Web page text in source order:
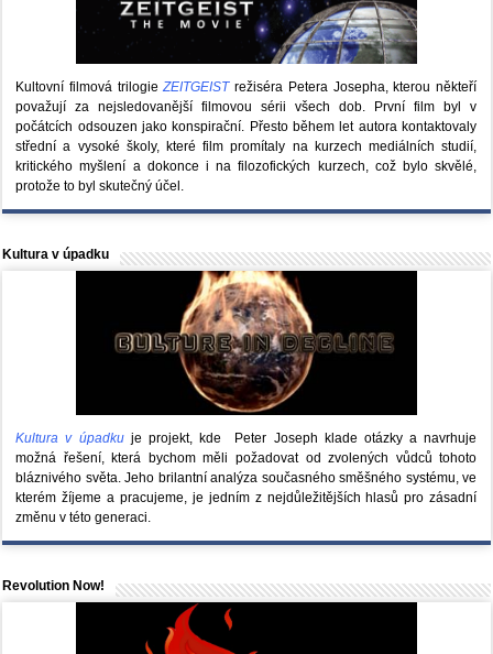
Kultovní filmová trilogieZEITGEISTrežiséra Petera Josepha, kterou někteří
považují za nejsledovanější filmovou sérii všech dob. První film byl v
počátcích odsouzen jako konspirační. Přesto během let autora kontaktovaly
střední a vysoké školy, které film promítaly na kurzech mediálních studií,
kritického myšlení a dokonce i na filozofických kurzech, což bylo skvělé,
protože to byl skutečný účel.
Kultura v úpadku
Kultura v úpadkuje projekt, kde Peter Joseph klade otázky a navrhuje
možná řešení, která bychom měli požadovat od zvolených vůdců tohoto
bláznivého světa. Jeho brilantní analýza současného směšného systému, ve
kterém žíjeme a pracujeme, je jedním z nejdůležitějších hlasů pro zásadní
změnu v této generaci.
Revolution Now!